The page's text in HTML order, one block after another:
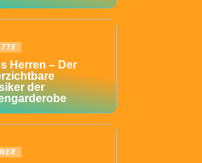
Herren – Der
der